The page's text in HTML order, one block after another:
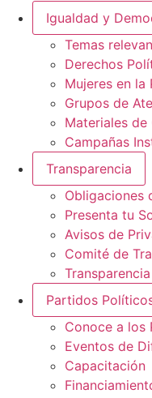
Igualdad y
Temas
Derechos
Mujeres en la
Grupos de
Materiales de
Campañas
Transparencia
Obligaciones
Presenta tu
Avisos de
Comité de
Partidos
Conoce a los
Eventos de
Capacitación